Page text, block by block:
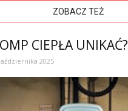
ZOBACZ TEŻ
CIEPŁA UNIKAĆ?
2025